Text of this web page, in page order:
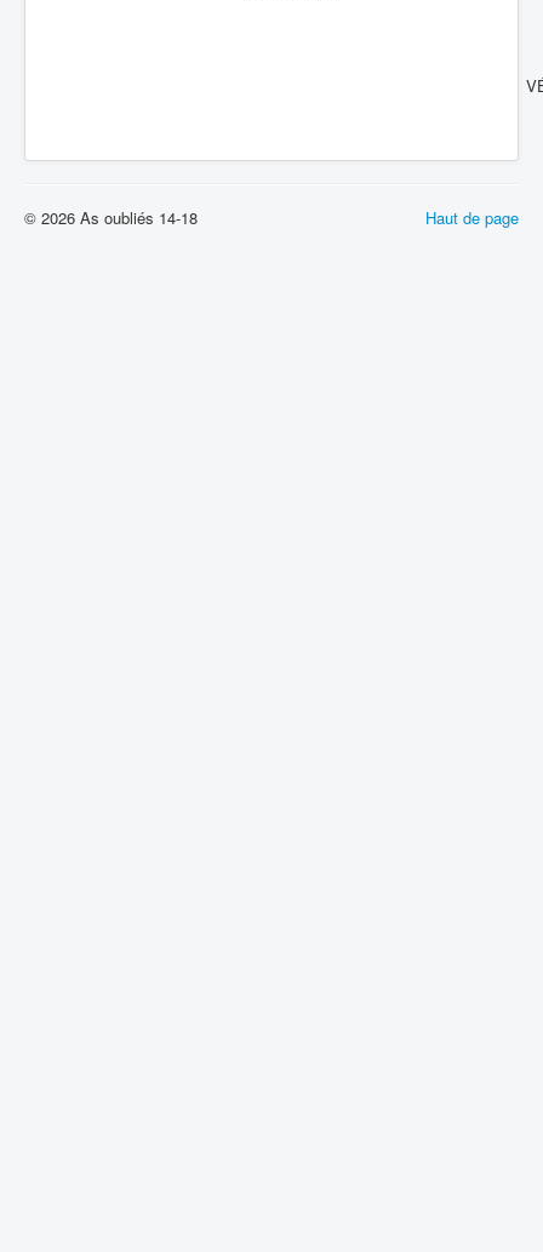
Haut de page
© 2026 As oubliés 14-18